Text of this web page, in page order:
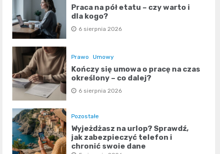
Praca na pół etatu – czy warto i
dla kogo?
6 sierpnia 2026
Prawo Umowy
Kończy się umowa o pracę na czas
określony – co dalej?
6 sierpnia 2026
Pozostałe
Wyjeżdżasz na urlop? Sprawdź,
jak zabezpieczyć telefon i
chronić swoje dane